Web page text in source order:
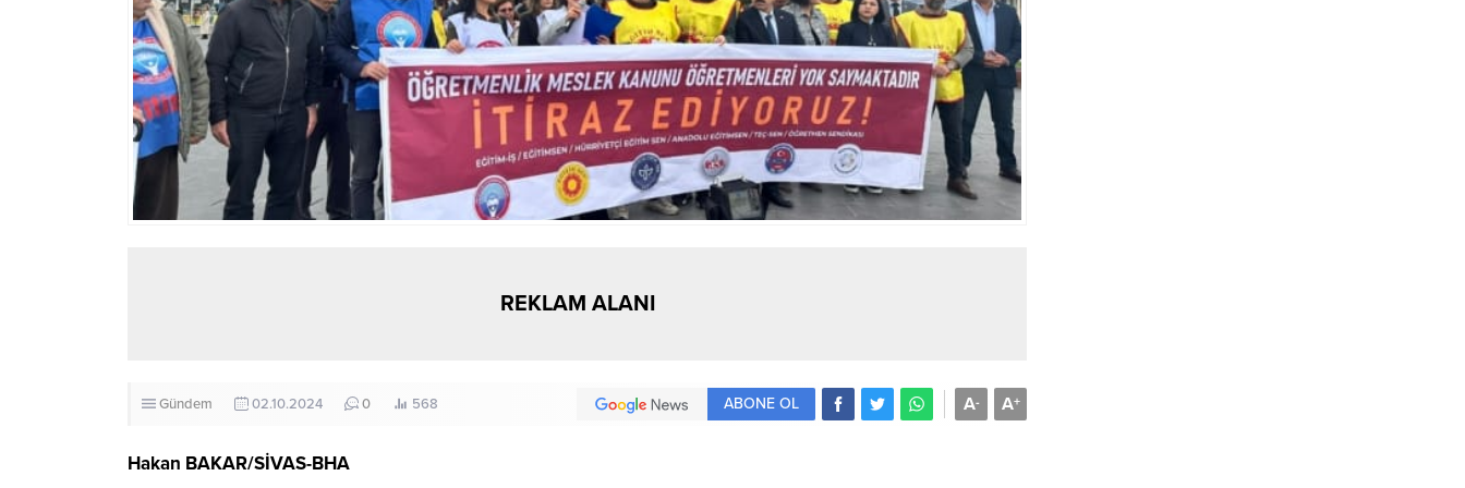
REKLAM ALANI
Gündem 02.10.2024 0 568 A+
A-
ABONE OL
Hakan BAKAR/SİVAS-BHA